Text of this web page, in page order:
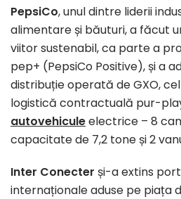
PepsiCo, unul dintre liderii
alimentare și băuturi, a făcut
viitor sustenabil, ca parte a
pep+ (PepsiCo Positive), și a
distribuție operată de GXO,
logistică contractuală pur-
autovehiculeelectrice – 8
capacitate de 7,2 tone și 2
Inter Conecter și-a extins
internaționale aduse pe piața